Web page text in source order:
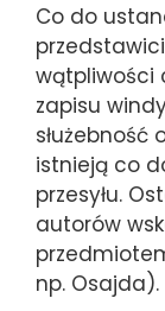
Co do
wątpliwości
zapisu
istnieją co
przesyłu.
autorów
np. Osajda).